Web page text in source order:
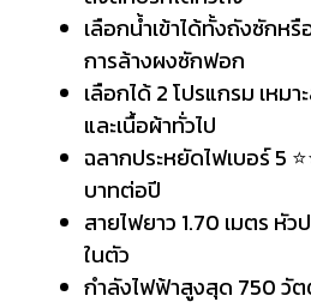
เลือกน้ำเข้าได้ทั้งถังซักห
การล้างผงซักฟอก
เลือกได้ 2 โปรแกรม เหม
และเนื้อผ้าทั่วไป
ฉลากประหยัดไฟเบอร์ 5
บาทต่อปี
สายไฟยาว 1.70 เมตร หั
ในตัว
กำลังไฟฟ้าสูงสุด 750 วั